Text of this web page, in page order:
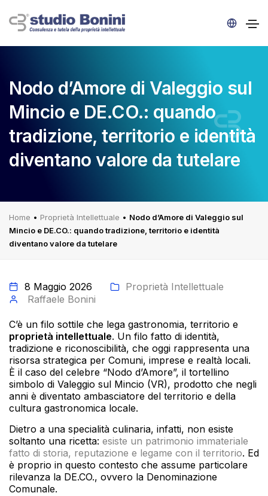
Nodo d’Amore di Valeggio sul
Mincio e DE.CO.: quando
tradizione, territorio e identità
diventano valore da tutelare
Home • Proprietà Intellettuale • Nodo d’Amore di Valeggio sul
Mincio e DE.CO.: quando tradizione, territorio e identità
diventano valore da tutelare
8 Maggio 2026
Proprietà Intellettuale
Raffaele Bonini
C’è un filo sottile che lega gastronomia, territorio e
proprietà intellettuale. Un filo fatto di identità,
tradizione e riconoscibilità, che oggi rappresenta una
risorsa strategica per Comuni, imprese e realtà locali.
È il caso del celebre “Nodo d’Amore”, il tortellino
simbolo di Valeggio sul Mincio (VR), prodotto che negli
anni è diventato ambasciatore del territorio e della
cultura gastronomica locale.
Dietro a una specialità culinaria, infatti, non esiste
soltanto una ricetta: esiste un patrimonio immateriale
fatto di storia, reputazione e legame con il territorio. Ed
è proprio in questo contesto che assume particolare
rilevanza la DE.CO., ovvero la Denominazione
Comunale.